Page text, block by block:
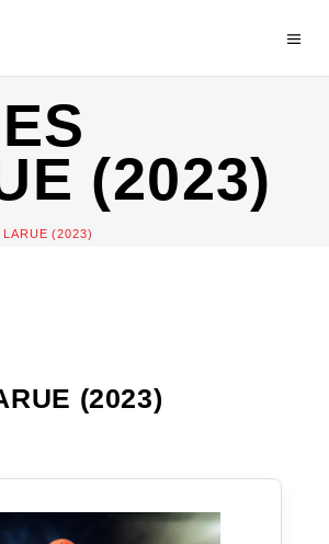
(2023)
LARUE (2023)
(2023)